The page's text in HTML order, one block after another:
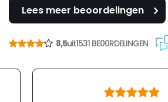
Lees meer beoordelingen
8,5uit1531 BE00RDELINGEN